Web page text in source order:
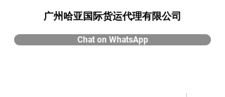
​广州哈亚国际货运代理有限公司
Chat on WhatsApp